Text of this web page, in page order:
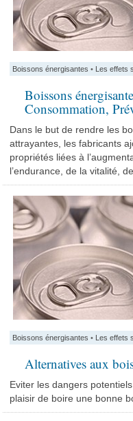
Boissons énergisantes • Les effets
Boissons
Consommation,
Dans le but de rendre les
attrayantes, les fabricants
propriétés liées à
l’endurance, de la vitalité,
Boissons énergisantes • Les effets
Alternatives aux
Eviter les dangers
plaisir de boire une bonne